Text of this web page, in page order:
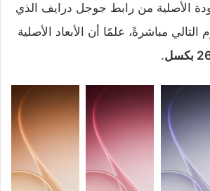
الأصلية من رابط جوجل درايف الذي
مباشرةً، علمًا أن الأبعاد الأصلية
.